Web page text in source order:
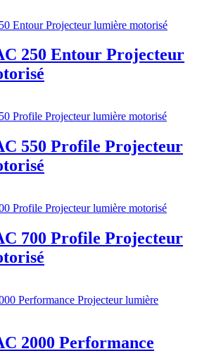
250 Entour Projecteur
550 Profile Projecteur
700 Profile Projecteur
2000 Performance